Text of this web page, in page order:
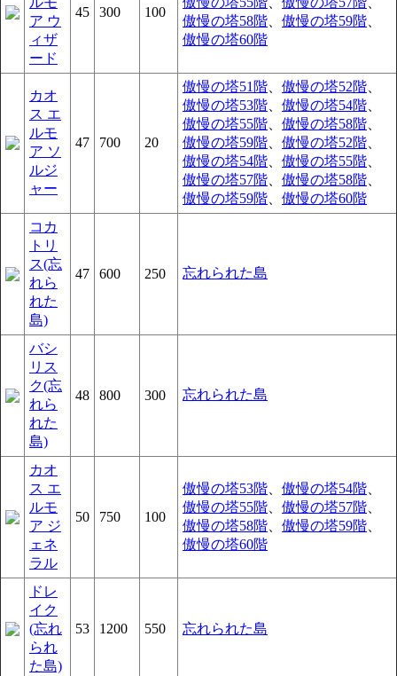
ア ウ
ィザ
ード
45 300 100
傲慢の塔58階
傲慢の塔59階
傲慢の塔60階
カオ
ス エ
ルモ
ア ソ
ルジ
ャー
47 700 20
傲慢の塔51階 傲慢の塔52階
傲慢の塔53階
傲慢の塔54階
傲慢の塔55階
傲慢の塔58階
傲慢の塔59階
傲慢の塔52階
傲慢の塔54階
傲慢の塔55階
傲慢の塔57階
傲慢の塔58階
傲慢の塔59階
傲慢の塔60階
コカ
トリ
ス(忘
れら
れた
島)
47 600 250 忘れられた島
バシ
リス
ク(忘
れら
れた
島)
48 800 300 忘れられた島
カオ
ス エ
ルモ
ア ジ
ェネ
ラル
50 750 100
傲慢の塔53階 傲慢の塔54階
傲慢の塔55階
傲慢の塔57階
傲慢の塔58階
傲慢の塔59階
傲慢の塔60階
ドレ
イク
(忘れ
られ
た島)
53 1200 550 忘れられた島